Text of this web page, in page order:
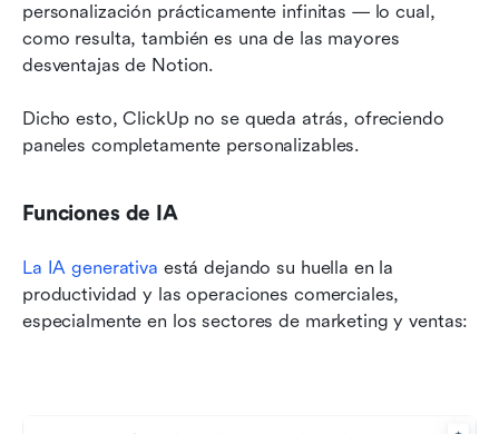
personalización prácticamente infinitas — lo cual,
como resulta, también es una de las mayores
desventajas de Notion.
Dicho esto, ClickUp no se queda atrás, ofreciendo
paneles completamente personalizables.
Funciones de IA
La IA generativa está dejando su huella en la
productividad y las operaciones comerciales,
especialmente en los sectores de marketing y ventas: